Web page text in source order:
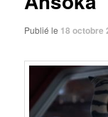
Publié le 18 octobre